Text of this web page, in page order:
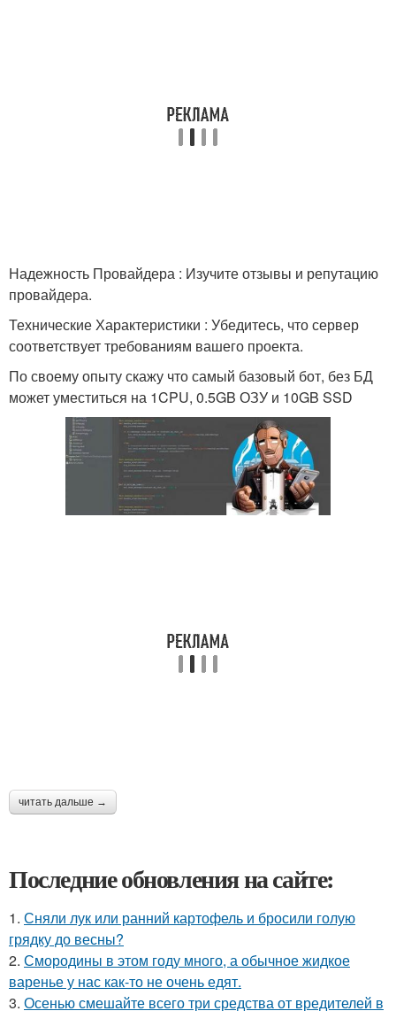
Надежность Провайдера : Изучите отзывы и репутацию
провайдера.
Технические Характеристики : Убедитесь, что сервер
соответствует требованиям вашего проекта.
По своему опыту скажу что самый базовый бот, без БД
может уместиться на 1CPU, 0.5GB ОЗУ и 10GB SSD
читать дальше →
Последние обновления на сайте:
1. Сняли лук или ранний картофель и бросили голую
грядку до весны?
2. Смородины в этом году много, а обычное жидкое
варенье у нас как-то не очень едят.
3. Осенью смешайте всего три средства от вредителей в